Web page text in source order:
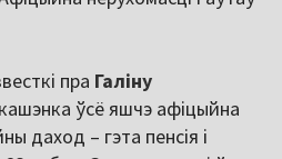
пра Галіну
ўсё яшчэ афіцыйна
даход – гэта пенсія і